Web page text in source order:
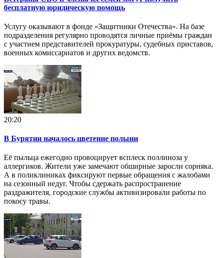
бесплатную юридическую помощь
Услугу оказывают в фонде «Защитники Отечества». На базе
подразделения регулярно проводятся личные приёмы граждан
с участием представителей прокуратуры, судебных приставов,
военных комиссариатов и других ведомств.
20:20
В Бурятии началось цветение полыни
Её пыльца ежегодно провоцирует всплеск поллиноза у
аллергиков. Жители уже замечают обширные заросли сорняка.
А в поликлиниках фиксируют первые обращения с жалобами
на сезонный недуг. Чтобы сдержать распространение
раздражителя, городские службы активизировали работы по
покосу травы.